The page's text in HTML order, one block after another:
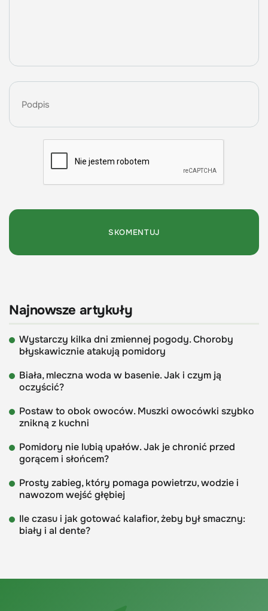
Najnowsze artykuły
Wystarczy kilka dni zmiennej pogody. Choroby
błyskawicznie atakują pomidory
Biała, mleczna woda w basenie. Jak i czym ją
oczyścić?
Postaw to obok owoców. Muszki owocówki szybko
znikną z kuchni
Pomidory nie lubią upałów. Jak je chronić przed
gorącem i słońcem?
Prosty zabieg, który pomaga powietrzu, wodzie i
nawozom wejść głębiej
Ile czasu i jak gotować kalafior, żeby był smaczny:
biały i al dente?